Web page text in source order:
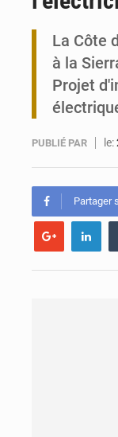
La Côte
à la
Projet
PUBLIÉ PAR le:
Partager